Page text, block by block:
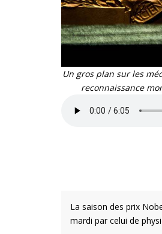
Un gros plan sur les
reconnaissance
La saison des prix
mardi par celui de